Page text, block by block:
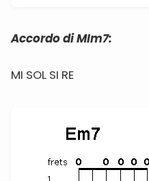
Accordo di MIm7:
MI SOL SI RE